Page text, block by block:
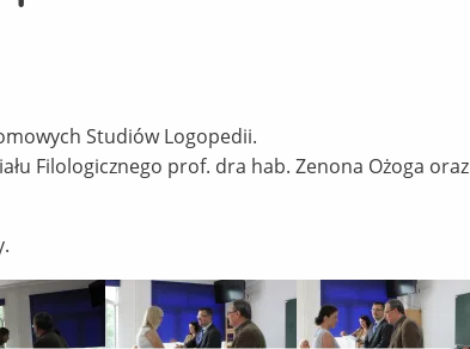
Studiów Logopedii.
Filologicznego prof. dra hab. Zenona Ożoga oraz